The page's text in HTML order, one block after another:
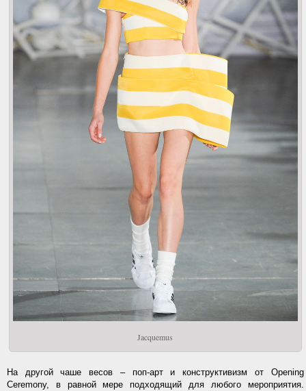
Jacquemus
На другой чаше весов – поп-арт и конструктивизм от Opening
Ceremony, в равной мере подходящий для любого мероприятия.